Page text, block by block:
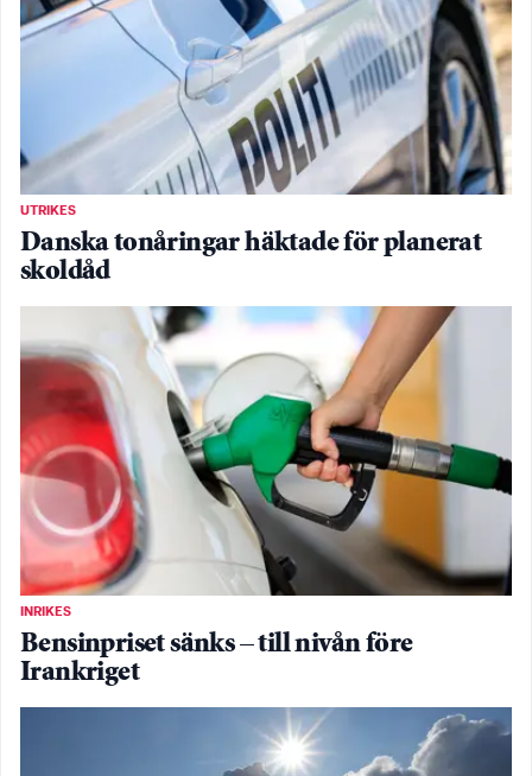
UTRIKES
Danska tonåringar häktade för planerat
skoldåd
INRIKES
Bensinpriset sänks – till nivån före
Irankriget